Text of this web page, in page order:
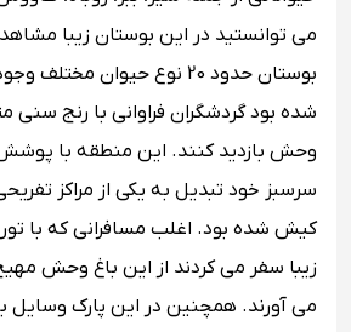
می توانستید در این بوستان زیبا
بوستان حدود 20 نوع حیوان
شده بود گردشگران فراوانی با رنج سنی
وحش بازدید کنند. این منطقه با
سرسبز خود تبدیل به یکی از مراکز
کیش شده بود. اغلب مسافرانی که با
زیبا سفر می کردند از این باغ وحش
می آورند. همچنین در این پارک وسایل